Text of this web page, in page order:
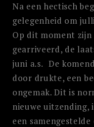
Na een hectisch
gelegenheid om
Op dit moment zijn
gearriveerd, de
juni a.s. De
door drukte, een
ongemak. Dit is
nieuwe uitzending,
een